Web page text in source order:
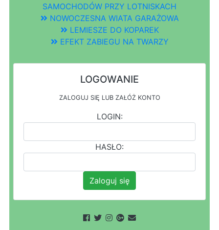
SAMOCHODÓW PRZY LOTNISKACH
NOWOCZESNA WIATA GARAŻOWA
LEMIESZE DO KOPAREK
EFEKT ZABIEGU NA TWARZY
LOGOWANIE
ZALOGUJ SIĘ LUB ZAŁÓŻ KONTO
LOGIN:
HASŁO:
Zaloguj się